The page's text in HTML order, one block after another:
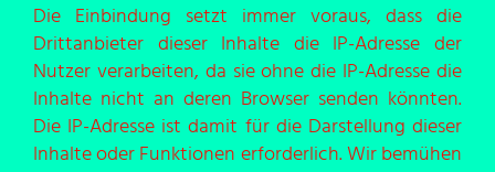
Die Einbindung setzt immer voraus, dass die
Drittanbieter dieser Inhalte die IP-Adresse der
Nutzer verarbeiten, da sie ohne die IP-Adresse die
Inhalte nicht an deren Browser senden könnten.
Die IP-Adresse ist damit für die Darstellung dieser
Inhalte oder Funktionen erforderlich. Wir bemühen